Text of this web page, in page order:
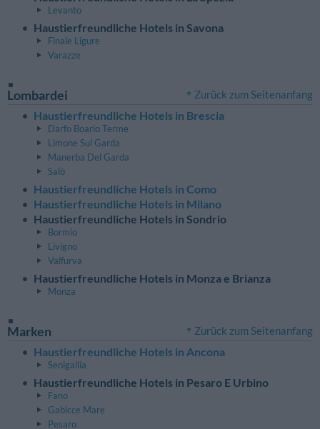
Levanto
Haustierfreundliche Hotels in Savona
Finale Ligure
Varazze
Lombardei Zurück zum Seitenanfang
Haustierfreundliche Hotels in Brescia
Darfo Boario Terme
Limone Sul Garda
Manerba Del Garda
Salò
Haustierfreundliche Hotels in Como
Haustierfreundliche Hotels in Milano
Haustierfreundliche Hotels in Sondrio
Bormio
Livigno
Valfurva
Haustierfreundliche Hotels in Monza e Brianza
Monza
Marken Zurück zum Seitenanfang
Haustierfreundliche Hotels in Ancona
Senigallia
Haustierfreundliche Hotels in Pesaro E Urbino
Fano
Gabicce Mare
Pesaro